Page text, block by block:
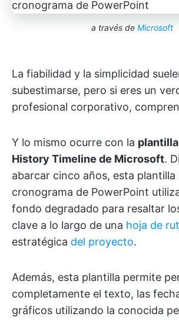
a través de Microsoft
La fiabilidad y la simplicidad
subestimarse, pero si eres un
profesional corporativo,
Y lo mismo ocurre con la
History Timeline de Microsoft.
abarcar cinco años, esta plantilla
cronograma de PowerPoint
fondo degradado para resaltar
clave a lo largo de una hoja de
estratégica del proyecto.
Además, esta plantilla permite
completamente el texto, las
gráficos utilizando la conocida